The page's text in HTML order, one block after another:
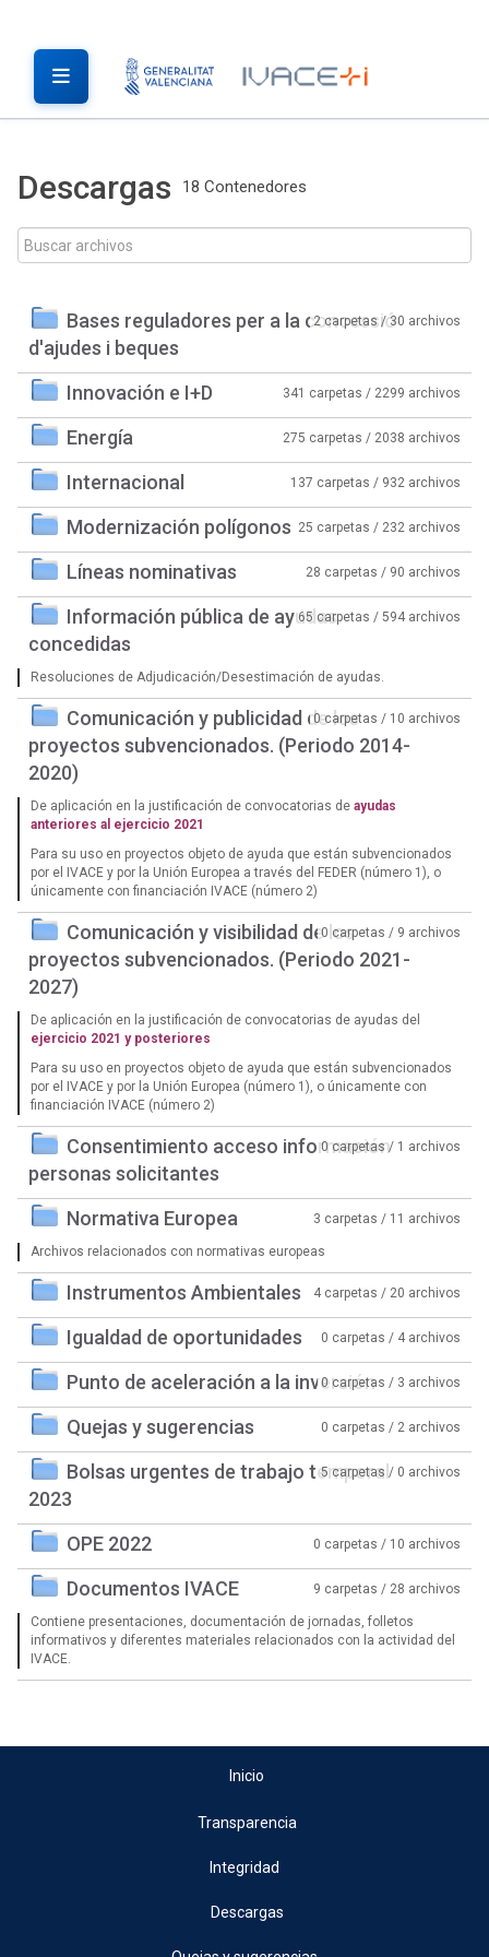
Descargas 18 Contenedores
Bases reguladores per a la concessió
d'ajudes i beques
2 carpetas / 30 archivos
Innovación e I+D 341 carpetas / 2299 archivos
Energía 275 carpetas / 2038 archivos
Internacional 137 carpetas / 932 archivos
Modernización polígonos 25 carpetas / 232 archivos
Líneas nominativas 28 carpetas / 90 archivos
Información pública de ayudas
concedidas
65 carpetas / 594 archivos
Resoluciones de Adjudicación/Desestimación de ayudas.
Comunicación y publicidad de los
proyectos subvencionados. (Periodo 2014-
2020)
0 carpetas / 10 archivos
De aplicación en la justificación de convocatorias de ayudas
anteriores al ejercicio 2021
Para su uso en proyectos objeto de ayuda que están subvencionados
por el IVACE y por la Unión Europea a través del FEDER (número 1), o
únicamente con financiación IVACE (número 2)
Comunicación y visibilidad de los
proyectos subvencionados. (Periodo 2021-
2027)
0 carpetas / 9 archivos
De aplicación en la justificación de convocatorias de ayudas del
ejercicio 2021 y posteriores
Para su uso en proyectos objeto de ayuda que están subvencionados
por el IVACE y por la Unión Europea (número 1), o únicamente con
financiación IVACE (número 2)
Consentimiento acceso información
personas solicitantes
0 carpetas / 1 archivos
Normativa Europea 3 carpetas / 11 archivos
Archivos relacionados con normativas europeas
Instrumentos Ambientales 4 carpetas / 20 archivos
Igualdad de oportunidades 0 carpetas / 4 archivos
Punto de aceleración a la inversión0 carpetas / 3 archivos
Quejas y sugerencias 0 carpetas / 2 archivos
Bolsas urgentes de trabajo temporal
2023
5 carpetas / 0 archivos
OPE 2022 0 carpetas / 10 archivos
Documentos IVACE 9 carpetas / 28 archivos
Contiene presentaciones, documentación de jornadas, folletos
informativos y diferentes materiales relacionados con la actividad del
IVACE.
Inicio
Transparencia
Integridad
Descargas